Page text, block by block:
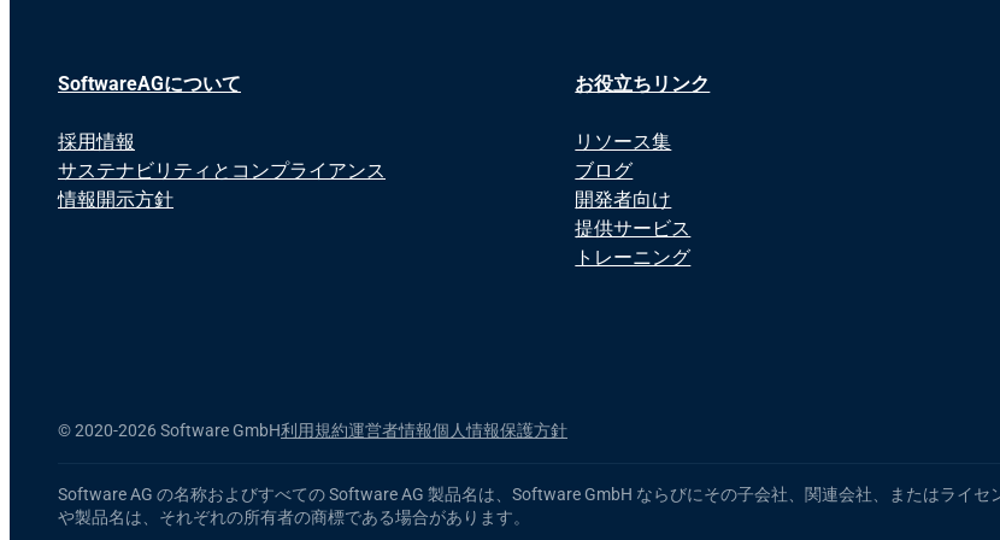
SoftwareAGについて
採用情報
サステナビリティとコンプライアンス
情報開示方針
お役立ちリンク
リソース集
ブログ
開発者向け
提供サービス
トレーニング
©2020-2026 Software GmbH利用規約運営者情報個人情報保護方針
Software AG の名称およびすべての Software AG 製品名は、Software GmbH ならびにその子会社、関連会社、またはライ
や製品名は、それぞれの所有者の商標である場合があります。